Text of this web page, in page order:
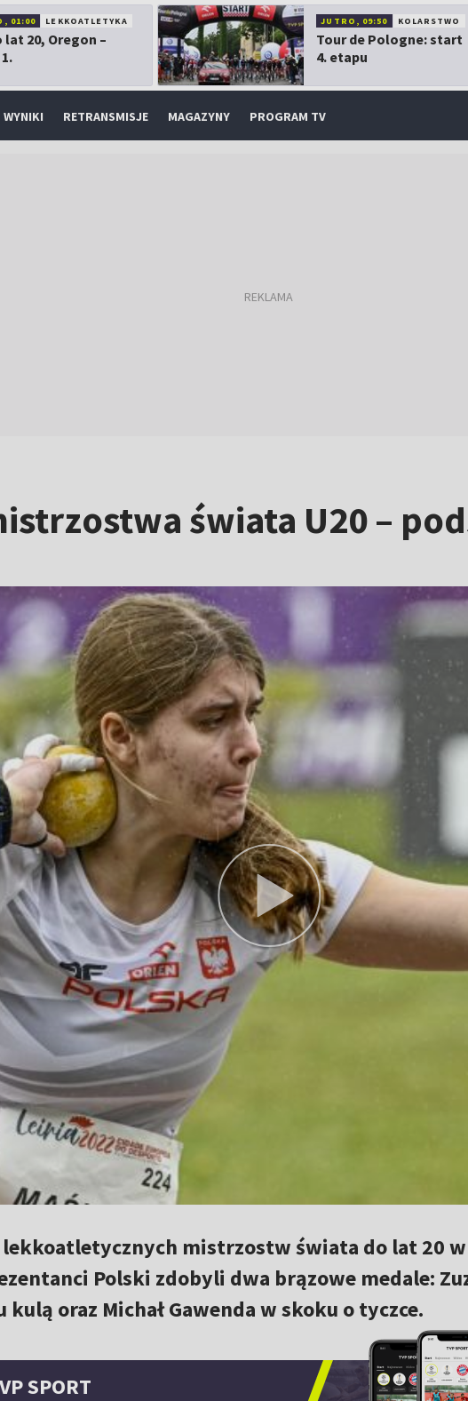
01:00 LEKKOATLETYKA
lat 20, Oregon –
JUTRO, 09:50 KOLARSTWO
Tour de Pologne: start
4. etapu
WYNIKI RETRANSMISJE MAGAZYNY PROGRAM TV
świata U20 –
mistrzostw świata do lat 20 w
Polski zdobyli dwa brązowe medale:
kulą oraz Michał Gawenda w skoku o tyczce.
SPORT